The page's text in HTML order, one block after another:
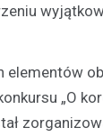
elementów
„O